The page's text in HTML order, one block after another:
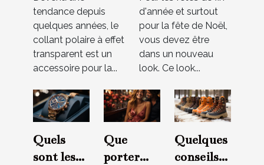
tendance depuis
quelques années, le
collant polaire à effet
transparent est un
accessoire pour la...
d'année et surtout
pour la fête de Noël,
vous devez être
dans un nouveau
look. Ce look...
Quels
sont les
Que
porter
Quelques
conseils